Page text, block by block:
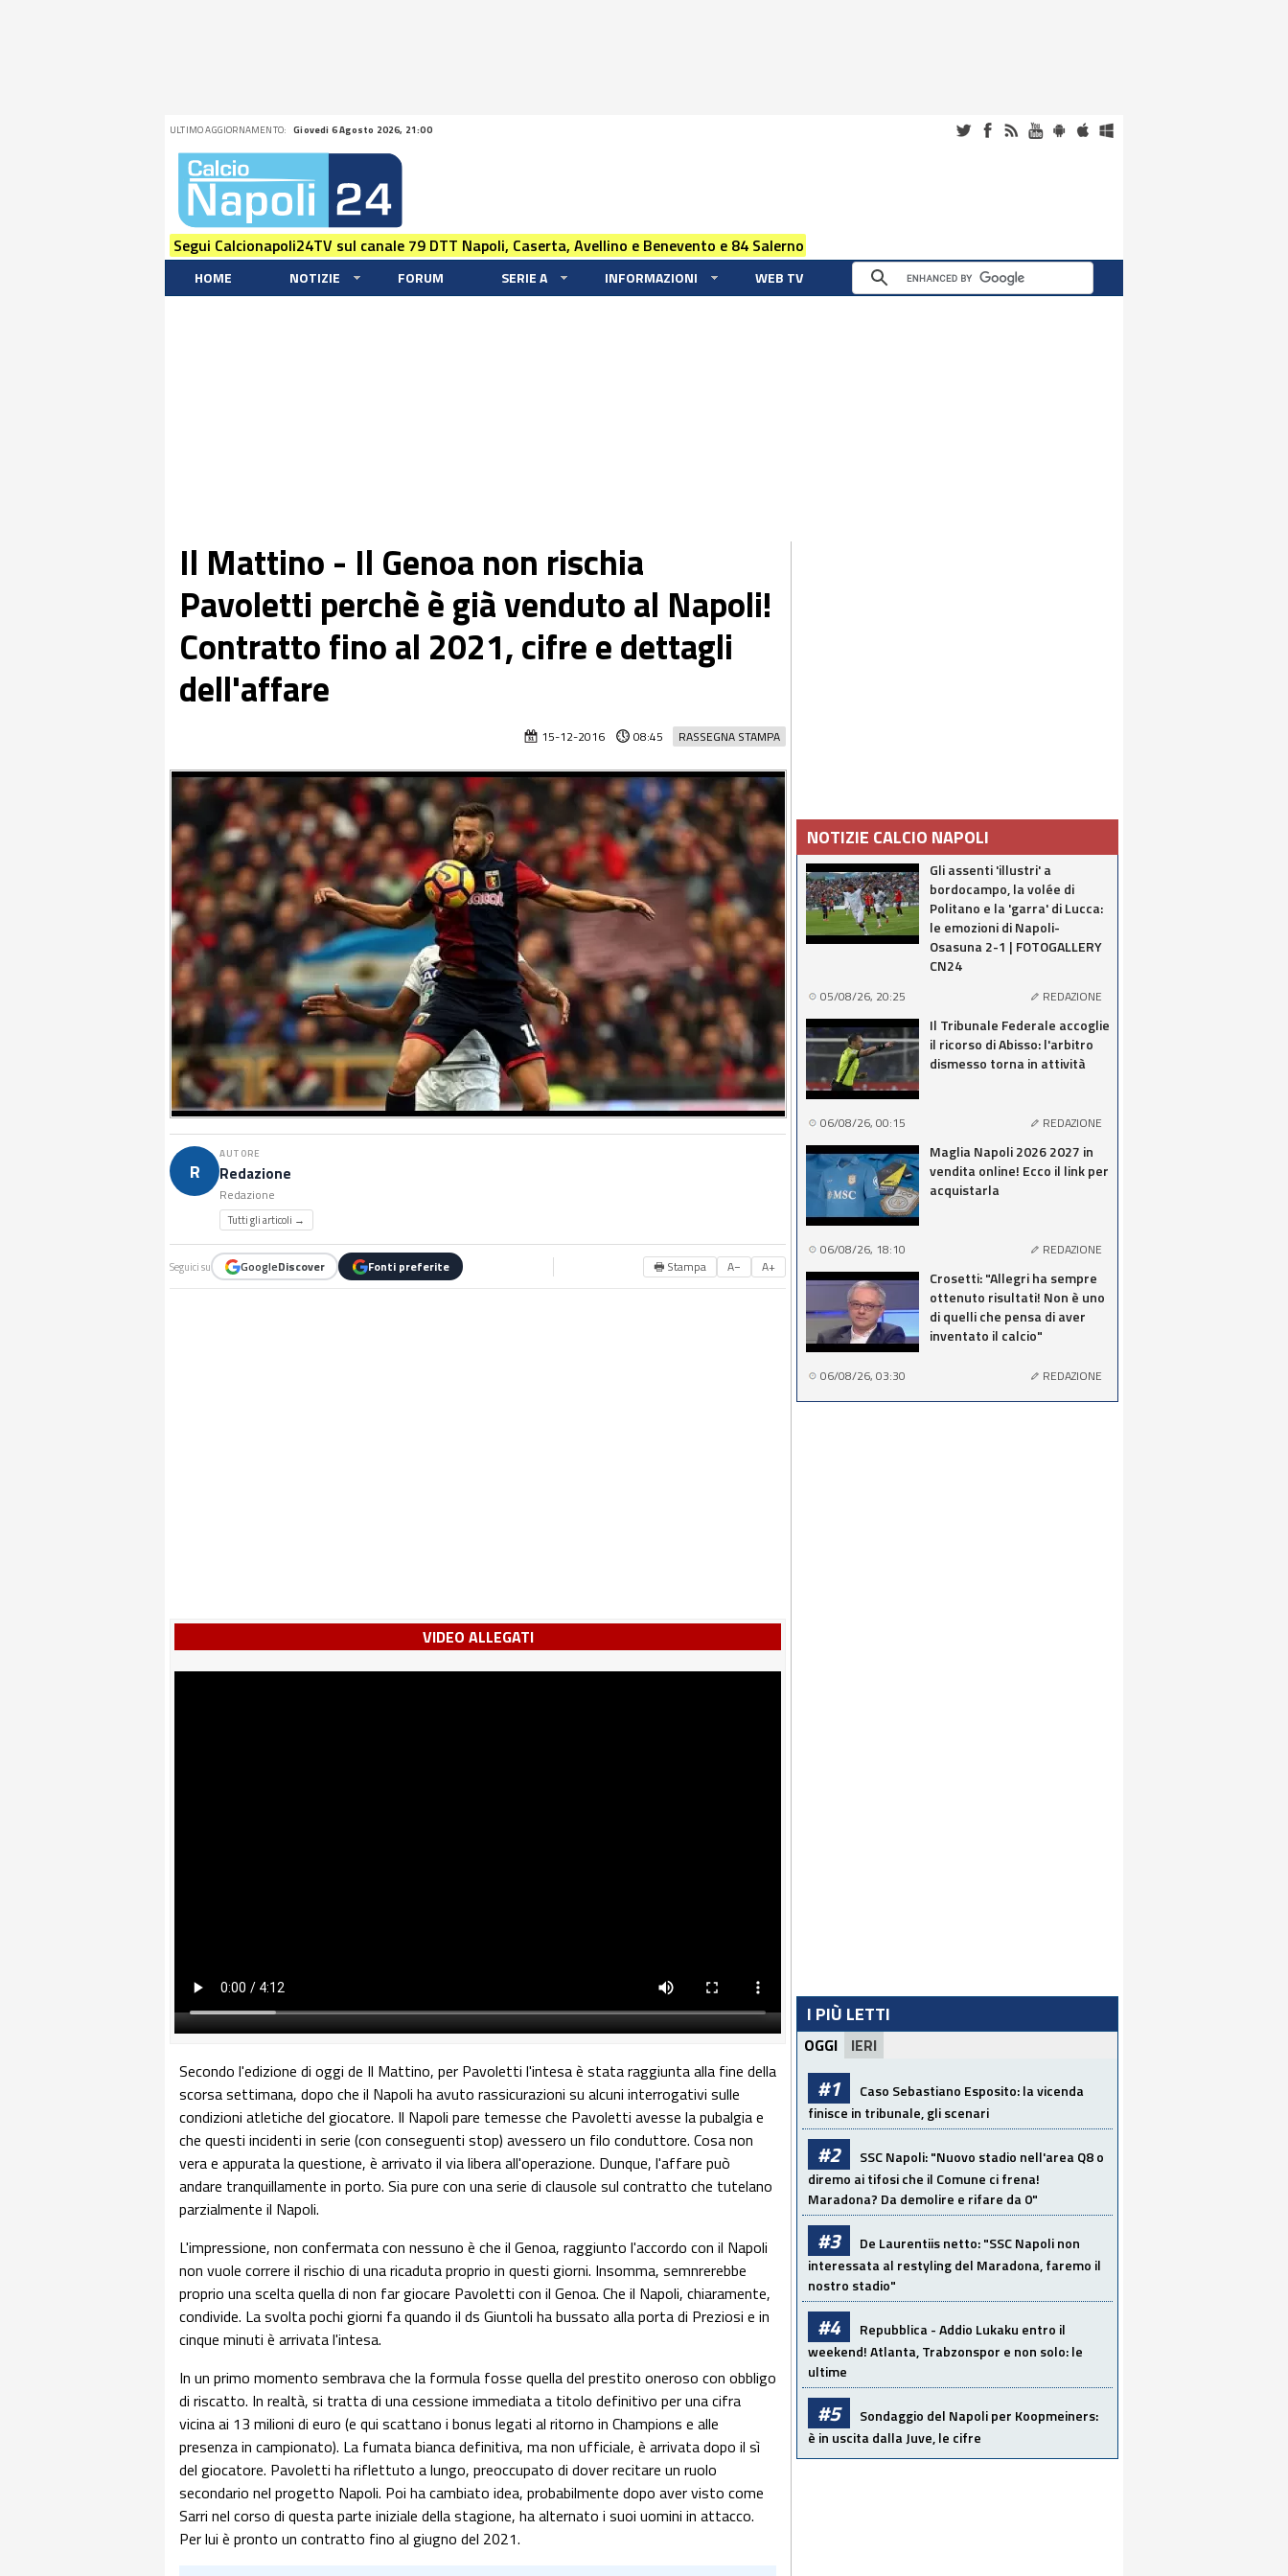
ULTIMO AGGIORNAMENTO: Giovedi 6 Agosto 2026, 21:00
Segui Calcionapoli24TV sul canale 79 DTT Napoli, Caserta, Avellino e Benevento e 84 Salerno
HOME NOTIZIE FORUM SERIE A INFORMAZIONI WEB TV
Il Mattino - Il Genoa non rischia
Pavoletti perchè è già venduto al Napoli!
Contratto fino al 2021, cifre e dettagli
dell'affare
RASSEGNA STAMPA
15-12-2016 08:45
R
AUTORE
Redazione
Redazione
Tutti gli articoli →
Seguici su GoogleDiscover Fonti preferite 🖶 Stampa A− A+
VIDEO ALLEGATI
Secondo l'edizione di oggi de Il Mattino, per Pavoletti l'intesa è stata raggiunta alla fine della
scorsa settimana, dopo che il Napoli ha avuto rassicurazioni su alcuni interrogativi sulle
condizioni atletiche del giocatore. Il Napoli pare temesse che Pavoletti avesse la pubalgia e
che questi incidenti in serie (con conseguenti stop) avessero un filo conduttore. Cosa non
vera e appurata la questione, è arrivato il via libera all'operazione. Dunque, l'affare può
andare tranquillamente in porto. Sia pure con una serie di clausole sul contratto che tutelano
parzialmente il Napoli.
L'impressione, non confermata con nessuno è che il Genoa, raggiunto l'accordo con il Napoli
non vuole correre il rischio di una ricaduta proprio in questi giorni. Insomma, semnrerebbe
proprio una scelta quella di non far giocare Pavoletti con il Genoa. Che il Napoli, chiaramente,
condivide. La svolta pochi giorni fa quando il ds Giuntoli ha bussato alla porta di Preziosi e in
cinque minuti è arrivata l'intesa.
In un primo momento sembrava che la formula fosse quella del prestito oneroso con obbligo
di riscatto. In realtà, si tratta di una cessione immediata a titolo definitivo per una cifra
vicina ai 13 milioni di euro (e qui scattano i bonus legati al ritorno in Champions e alle
presenza in campionato). La fumata bianca definitiva, ma non ufficiale, è arrivata dopo il sì
del giocatore. Pavoletti ha riflettuto a lungo, preoccupato di dover recitare un ruolo
secondario nel progetto Napoli. Poi ha cambiato idea, probabilmente dopo aver visto come
Sarri nel corso di questa parte iniziale della stagione, ha alternato i suoi uomini in attacco.
Per lui è pronto un contratto fino al giugno del 2021.
NOTIZIE CALCIO NAPOLI
Gli assenti 'illustri' a
bordocampo, la volée di
Politano e la 'garra' di Lucca:
le emozioni di Napoli-
Osasuna 2-1 | FOTOGALLERY
CN24
05/08/26, 20:25 REDAZIONE
Il Tribunale Federale accoglie
il ricorso di Abisso: l'arbitro
dismesso torna in attività
06/08/26, 00:15 REDAZIONE
Maglia Napoli 2026 2027 in
vendita online! Ecco il link per
acquistarla
06/08/26, 18:10 REDAZIONE
Crosetti: "Allegri ha sempre
ottenuto risultati! Non è uno
di quelli che pensa di aver
inventato il calcio"
06/08/26, 03:30 REDAZIONE
I PIÙ LETTI
OGGI IERI
#1
Caso Sebastiano Esposito: la vicenda
finisce in tribunale, gli scenari
#2
SSC Napoli: "Nuovo stadio nell'area Q8 o
diremo ai tifosi che il Comune ci frena!
Maradona? Da demolire e rifare da 0"
#3
De Laurentiis netto: "SSC Napoli non
interessata al restyling del Maradona, faremo il
nostro stadio"
#4
Repubblica - Addio Lukaku entro il
weekend! Atlanta, Trabzonspor e non solo: le
ultime
#5
Sondaggio del Napoli per Koopmeiners:
è in uscita dalla Juve, le cifre